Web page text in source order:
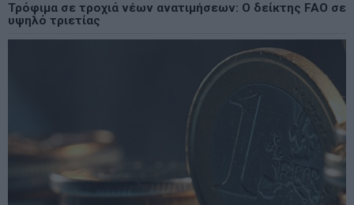
Τρόφιμα σε τροχιά νέων ανατιμήσεων: Ο δείκτης FAO σε
υψηλό τριετίας